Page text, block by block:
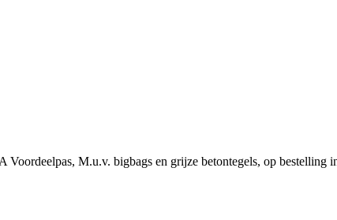
M.u.v. bigbags en grijze betontegels, op bestelling